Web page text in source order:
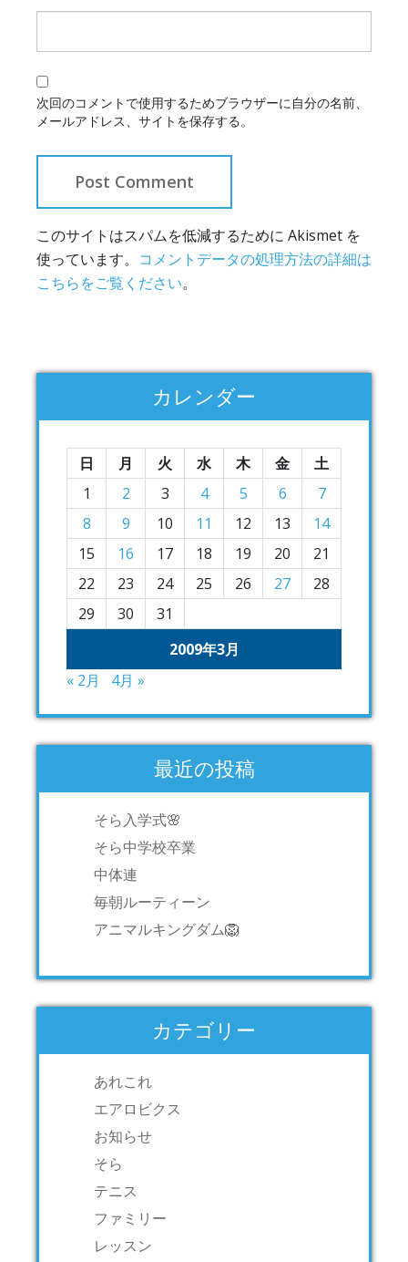
次回のコメントで使用するためブラウザーに自分の名前、
メールアドレス、サイトを保存する。
このサイトはスパムを低減するために Akismet を
使っています。 コメントデータの処理方法の詳細は
こちらをご覧ください。
カレンダー
2009年3月
日 月 火 水 木 金
土
1
2 3 4 5 6
7
8
9 10 11 12 13
14
15
16 17 18 19 20
21
22
23 24 25 26 27
28
29
30 31
« 2月 4月 »
最近の投稿
そら入学式🌸
そら中学校卒業
中体連
毎朝ルーティーン
アニマルキングダム🦁
カテゴリー
あれこれ
エアロビクス
お知らせ
そら
テニス
ファミリー
レッスン